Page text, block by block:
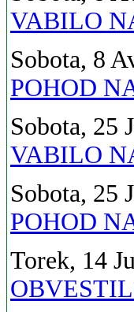
VABILO
Sobota, 8
POHOD
Sobota, 25
VABILO
Sobota, 25
POHOD
Torek, 14